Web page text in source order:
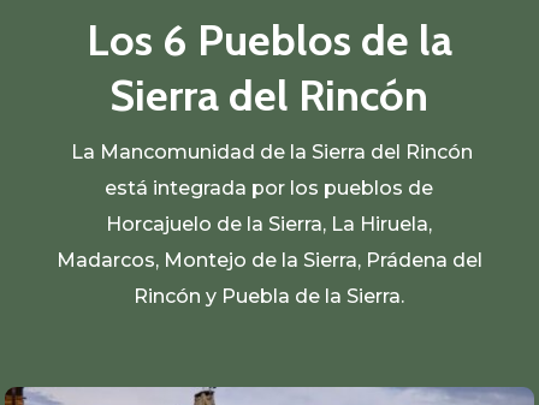
Los 6 Pueblos de la
Sierra del Rincón
La Mancomunidad de la Sierra del Rincón
está integrada por los pueblos de
Horcajuelo de la Sierra, La Hiruela,
Madarcos, Montejo de la Sierra, Prádena del
Rincón y Puebla de la Sierra.